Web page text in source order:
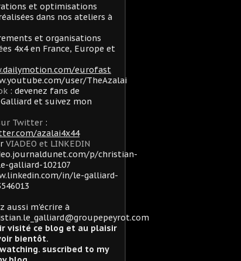
et optimisations
dans nos ateliers à
et organisations
4x4 en France, Europe et
eurofast
user/TheAzalai
: devenez fans de
et suivez mon
Twitter :
azalai4x44
VIADEO et LINKEDIN
p/christian-
galliard-102107
in/le-galliard-
aussi m'écrire à
visité ce blog et au plaisir
bientôt.
suscribed to my